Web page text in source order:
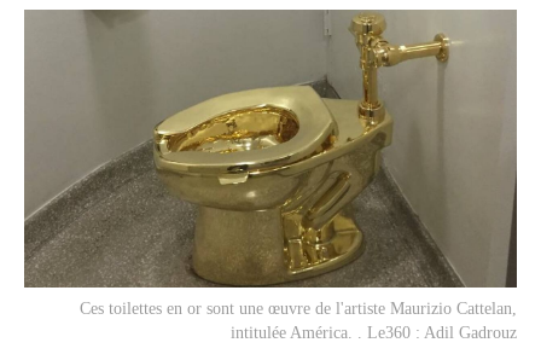
Ces toilettes en or sont une œuvre de l'artiste Maurizio Cattelan,
intitulée América . . Le360 : Adil Gadrouz